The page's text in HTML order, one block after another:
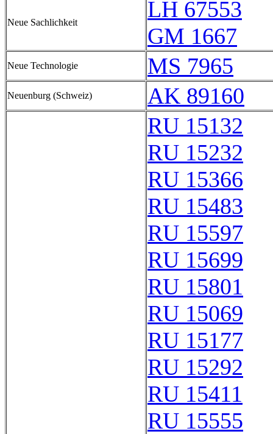
Neue Sachlichkeit
LH 67553
GM 1667
Neue Technologie MS 7965
Neuenburg (Schweiz)
AK 89160
RU 15132
RU 15232
RU 15366
RU 15483
RU 15597
RU 15699
RU 15801
RU 15069
RU 15177
RU 15292
RU 15411
RU 15555